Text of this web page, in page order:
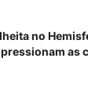
no
as